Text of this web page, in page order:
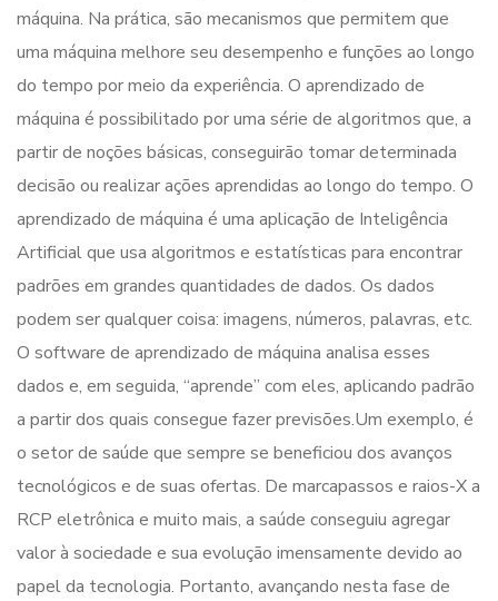
máquina. Na prática, são mecanismos que permitem que
uma máquina melhore seu desempenho e funções ao longo
do tempo por meio da experiência. O aprendizado de
máquina é possibilitado por uma série de algoritmos que, a
partir de noções básicas, conseguirão tomar determinada
decisão ou realizar ações aprendidas ao longo do tempo. O
aprendizado de máquina é uma aplicação de Inteligência
Artificial que usa algoritmos e estatísticas para encontrar
padrões em grandes quantidades de dados. Os dados
podem ser qualquer coisa: imagens, números, palavras, etc.
O software de aprendizado de máquina analisa esses
dados e, em seguida, “aprende” com eles, aplicando padrão
a partir dos quais consegue fazer previsões.Um exemplo, é
o setor de saúde que sempre se beneficiou dos avanços
tecnológicos e de suas ofertas. De marcapassos e raios-X a
RCP eletrônica e muito mais, a saúde conseguiu agregar
valor à sociedade e sua evolução imensamente devido ao
papel da tecnologia. Portanto, avançando nesta fase de